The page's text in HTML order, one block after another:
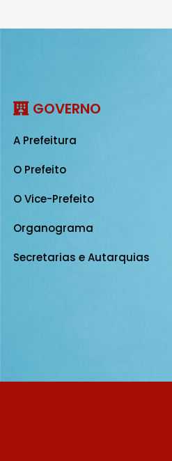
GOVERNO
A Prefeitura
O Prefeito
O Vice-Prefeito
Organograma
Secretarias e Autarquias